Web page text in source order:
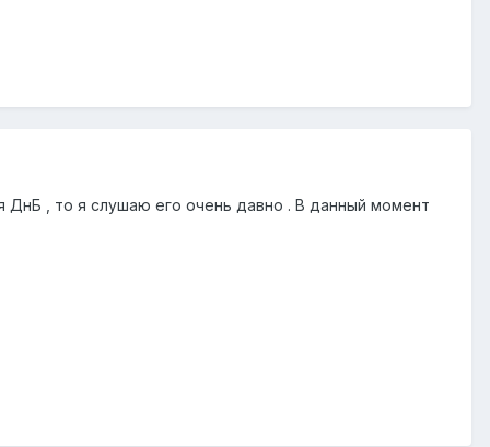
ДнБ , то я слушаю его очень давно . В данный момент